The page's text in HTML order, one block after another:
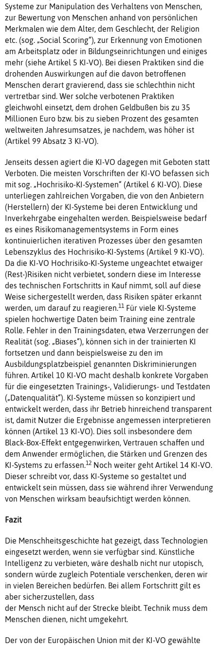
Systeme zur Manipulation des Verhaltens von Menschen,
zur Bewertung von Menschen anhand von persönlichen
Merkmalen wie dem Alter, dem Geschlecht, der Religion
etc. (sog. „Social Scoring“), zur Erkennung von Emotionen
am Arbeitsplatz oder in Bildungseinrichtungen und einiges
mehr (siehe Artikel 5 KI-VO). Bei diesen Praktiken sind die
drohenden Auswirkungen auf die davon betroffenen
Menschen derart gravierend, dass sie schlechthin nicht
vertretbar sind. Wer solche verbotenen Praktiken
gleichwohl einsetzt, dem drohen Geldbußen bis zu 35
Millionen Euro bzw. bis zu sieben Prozent des gesamten
weltweiten Jahresumsatzes, je nachdem, was höher ist
(Artikel 99 Absatz 3 KI-VO).
Jenseits dessen agiert die KI-VO dagegen mit Geboten statt
Verboten. Die meisten Vorschriften der KI-VO befassen sich
mit sog. „Hochrisiko-KI-Systemen“ (Artikel 6 KI-VO). Diese
unterliegen zahlreichen Vorgaben, die von den Anbietern
(Herstellern) der KI-Systeme bei deren Entwicklung und
Inverkehrgabe eingehalten werden. Beispielsweise bedarf
es eines Risikomanagementsystems in Form eines
kontinuierlichen iterativen Prozesses über den gesamten
Lebenszyklus des Hochrisiko-KI-Systems (Artikel 9 KI-VO).
Da die KI-VO Hochrisiko-KI-Systeme ungeachtet etwaiger
(Rest-)Risiken nicht verbietet, sondern diese im Interesse
des technischen Fortschritts in Kauf nimmt, soll auf diese
Weise sichergestellt werden, dass Risiken später erkannt
werden, um darauf zu reagieren.11 Für viele KI-Systeme
spielen hochwertige Daten beim Training eine zentrale
Rolle. Fehler in den Trainingsdaten, etwa Verzerrungen der
Realität (sog. „Biases“), können sich in der trainierten KI
fortsetzen und dann beispielsweise zu den im
Ausbildungsplatzbeispiel genannten Diskriminierungen
führen. Artikel 10 KI-VO macht deshalb konkrete Vorgaben
für die eingesetzten Trainings-, Validierungs- und Testdaten
(„Datenqualität“). KI-Systeme müssen so konzipiert und
entwickelt werden, dass ihr Betrieb hinreichend transparent
ist, damit Nutzer die Ergebnisse angemessen interpretieren
können (Artikel 13 KI-VO). Dies soll insbesondere dem
Black-Box-Effekt entgegenwirken, Vertrauen schaffen und
dem Anwender ermöglichen, die Stärken und Grenzen des
KI-Systems zu erfassen.12 Noch weiter geht Artikel 14 KI-VO.
Dieser schreibt vor, dass KI-Systeme so gestaltet und
entwickelt sein müssen, dass sie während ihrer Verwendung
von Menschen wirksam beaufsichtigt werden können.
Fazit
Die Menschheitsgeschichte hat gezeigt, dass Technologien
eingesetzt werden, wenn sie verfügbar sind. Künstliche
Intelligenz zu verbieten, wäre deshalb nicht nur utopisch,
sondern würde zugleich Potentiale verschenken, deren wir
in vielen Bereichen bedürfen. Bei allem Fortschritt gilt es
aber sicherzustellen, dass
der Mensch nicht auf der Strecke bleibt. Technik muss dem
Menschen dienen, nicht umgekehrt.
Der von der Europäischen Union mit der KI-VO gewählte